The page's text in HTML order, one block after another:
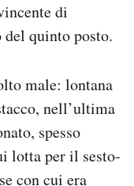
di
quinto posto.
male: lontana
nell’ultima
spesso
lotta per il sesto-
con cui era